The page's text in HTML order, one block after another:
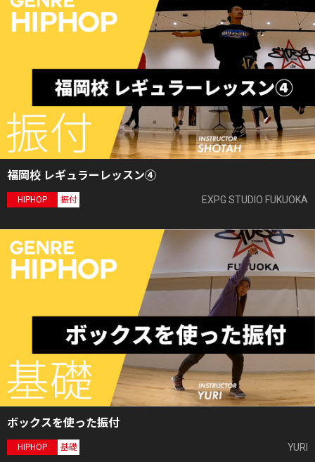
福岡校 レギュラーレッスン④
HIPHOP 振付 EXPG STUDIO FUKUOKA
ボックスを使った振付
HIPHOP 基礎 YURI